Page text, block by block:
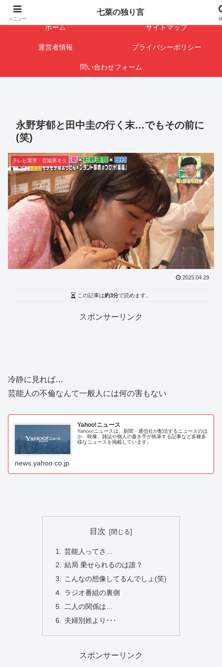
闇を暴けば･･･表になります
ホーム サイトマップ
運営者情報 プライバシーポリシー
問い合わせフォーム
永野芽郁と田中圭の行く末…でもその前に
(笑)
テレビ業界・芸能界ネタ
2025.04.29
この記事は約3分で読めます。
スポンサーリンク
冷静に見れば…
芸能人の不倫なんて一般人には何の害もない
Yahoo!ニュース
Yahoo!ニュースは、新聞・通信社が配信するニュースのほ
か、映像、雑誌や個人の書き手が執筆する記事など多種多
様なニュースを掲載しています。
news.yahoo.co.jp
目次
芸能人ってさ…
結局 乗せられるのは誰？
こんなの想像してるんでしょ(笑)
ラジオ番組の裏側
二人の関係は…
夫婦別姓より･･･
スポンサーリンク
メニュー
七菜の独り言